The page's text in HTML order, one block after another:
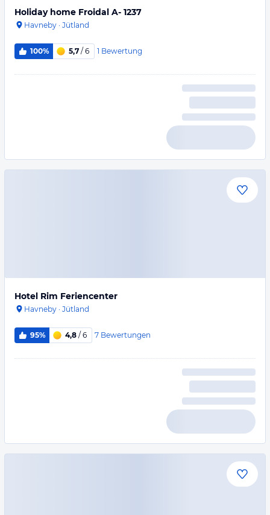
Holiday home Froidal A- 1237
Havneby · Jütland
100% 5,7 / 6 1 Bewertung
Hotel Rim Feriencenter
Havneby · Jütland
95% 4,8 / 6 7 Bewertungen